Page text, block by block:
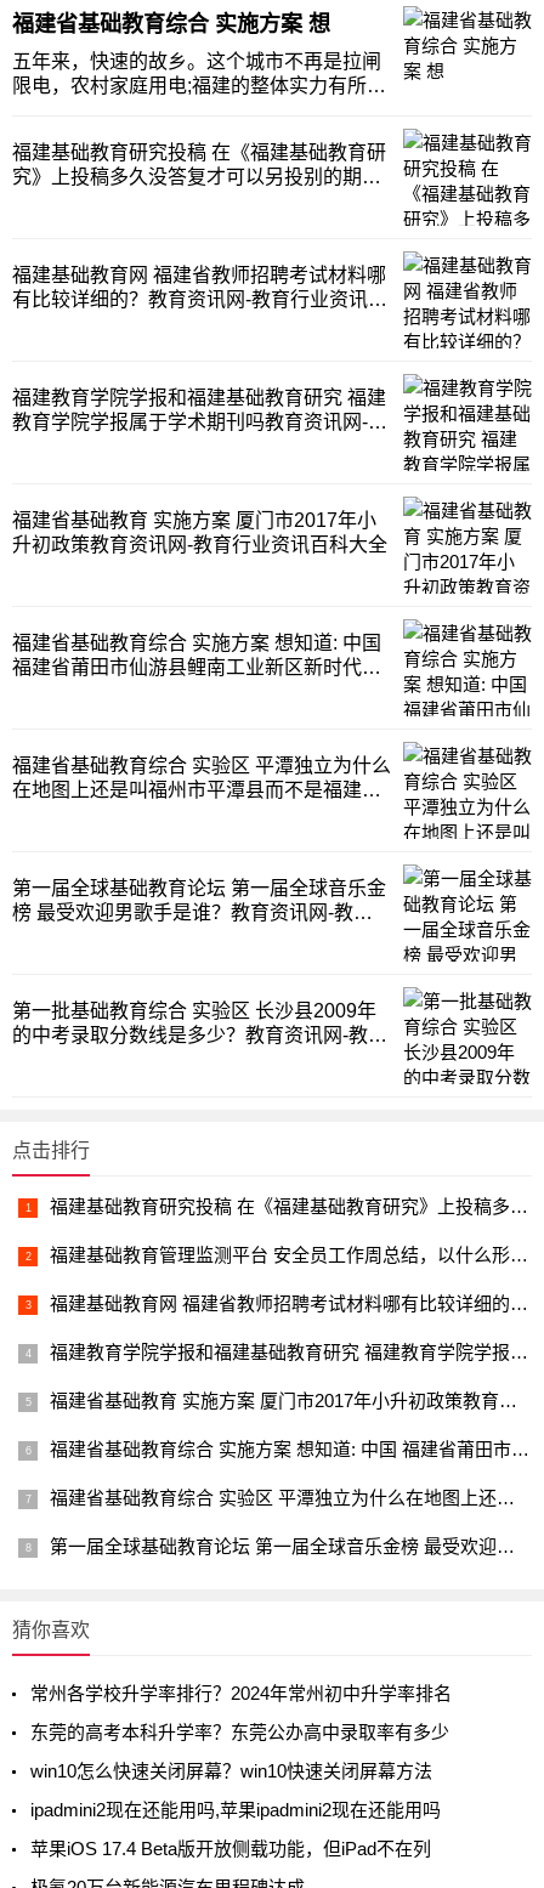
生就读的小学进行划片，采用电脑派位方式
在划定片区内派位到对应中学，派位结果不
得更改。（三）报名1.思明、湖里区初中招
生报名时间
福建省基础教育综合 实施方案 想
五年来，快速的故乡。这个城市不再是拉闸
限电，农村家庭用电;福建的整体实力有所提
民币的3个步骤，656亿美元，2005年...进入
了跨越式发展。今天，福建道路网
福建基础教育研究投稿 在《福建基础教育研
究》上投稿多久没答复才可以另投别的期刊
福建基础教育网 福建省教师招聘考试材料哪
有比较详细的？教育资讯网-教育行业资讯百
福建教育学院学报和福建基础教育研究 福建
教育学院学报属于学术期刊吗教育资讯网-教
福建省基础教育 实施方案 厦门市2017年小
升初政策教育资讯网-教育行业资讯百科大全
福建省基础教育综合 实施方案 想知道: 中国
福建省莆田市仙游县鲤南工业新区新时代汽
福建省基础教育综合 实验区 平潭独立为什么
在地图上还是叫福州市平潭县而不是福建省
第一届全球基础教育论坛 第一届全球音乐金
榜 最受欢迎男歌手是谁？教育资讯网-教育
第一批基础教育综合 实验区 长沙县2009年
的中考录取分数线是多少？教育资讯网-教育
点击排行
福建基础教育研究投稿 在《福建基础教育研究》上投稿多久没答复才可以另投别的期刊教育资讯网-教育行业资讯百科大全
福建基础教育管理监测平台 安全员工作周总结，以什么形式发送给领导较好，邮件还是word教育资讯网-教育行业资讯百科大全
福建基础教育网 福建省教师招聘考试材料哪有比较详细的？教育资讯网-教育行业资讯百科大全
福建教育学院学报和福建基础教育研究 福建教育学院学报属于学术期刊吗教育资讯网-教育行业资讯百科大全
福建省基础教育 实施方案 厦门市2017年小升初政策教育资讯网-教育行业资讯百科大全
福建省基础教育综合 实施方案 想知道: 中国 福建省莆田市仙游县鲤南工业新区新时代汽车城 在哪教育资讯网-教育行业资讯百科大全
福建省基础教育综合 实验区 平潭独立为什么在地图上还是叫福州市平潭县而不是福建省平潭综合实验区教育资讯网-教育行业资讯百科大全
第一届全球基础教育论坛 第一届全球音乐金榜 最受欢迎男歌手是谁？教育资讯网-教育行业资讯百科大全
猜你喜欢
常州各学校升学率排行？2024年常州初中升学率排名
东莞的高考本科升学率？东莞公办高中录取率有多少
win10怎么快速关闭屏幕？win10快速关闭屏幕方法
ipadmini2现在还能用吗,苹果ipadmini2现在还能用吗
苹果iOS 17.4 Beta版开放侧载功能，但iPad不在列